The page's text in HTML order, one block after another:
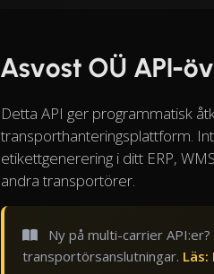
Asvost OÜ API-
Detta API ger programmatisk
transporthanteringsplattform.
etikettgenerering i ditt ERP,
andra transportörer.
Ny på multi-carrier
transportörsanslutningar. Läs: